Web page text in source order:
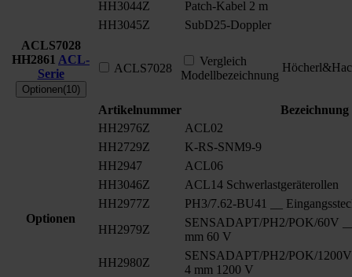
HH3044Z
Patch-Kabel 2 m
HH3045Z
SubD25-Doppler
ACLS7028
HH2861 ACL-
Serie
Optionen(10)
ACLS7028
Vergleich
Modellbezeichnung
Optionen
Artikelnummer
Bezeichnung
HH2976Z
ACL02
HH2729Z
K-RS-SNM9-9
HH2947
ACL06
HH3046Z
ACL14 Schwerlastgeräterollen
HH2977Z
PH3/7.62-BU41 __
HH2979Z
SENSADAPT/PH2/POK/60V
mm 60 V
HH2980Z
SENSADAPT/PH2/POK/1200V
4 mm 1200 V